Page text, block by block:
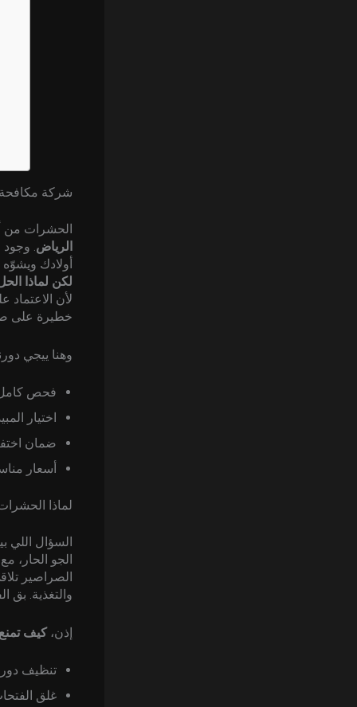
شركة مكافحة
الحشرات من
الرياض.
أولادك
لكن لماذا
لأن
خطيرة على
وهنا ييجي
فحص كامل
اختيار
ضمان
أسعار
لماذا
السؤال
الجو الحار،
الصراصير
والتغذية. بق
إذن،كيف
تنظيف
غلق